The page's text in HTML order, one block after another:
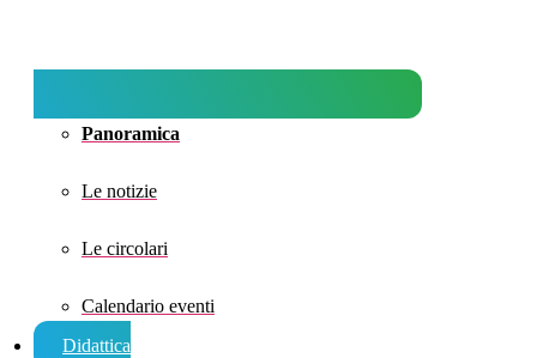
Panoramica
Le notizie
Le circolari
Calendario eventi
Didattica